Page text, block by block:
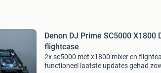
Denon DJ Prime SC5000 X1800
flightcase
2x sc5000 met x1800 mixer en
functioneel laatste updates gehad